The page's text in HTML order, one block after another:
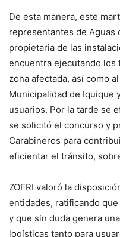
De esta manera, este
representantes de Aguas
propietaria de las
encuentra ejecutando los
zona afectada, así como
Municipalidad de Iquique
usuarios. Por la tarde se
se solicitó el concurso y
Carabineros para
eficientar el tránsito,
ZOFRI valoró la
entidades, ratificando
y que sin duda genera
logísticas tanto para